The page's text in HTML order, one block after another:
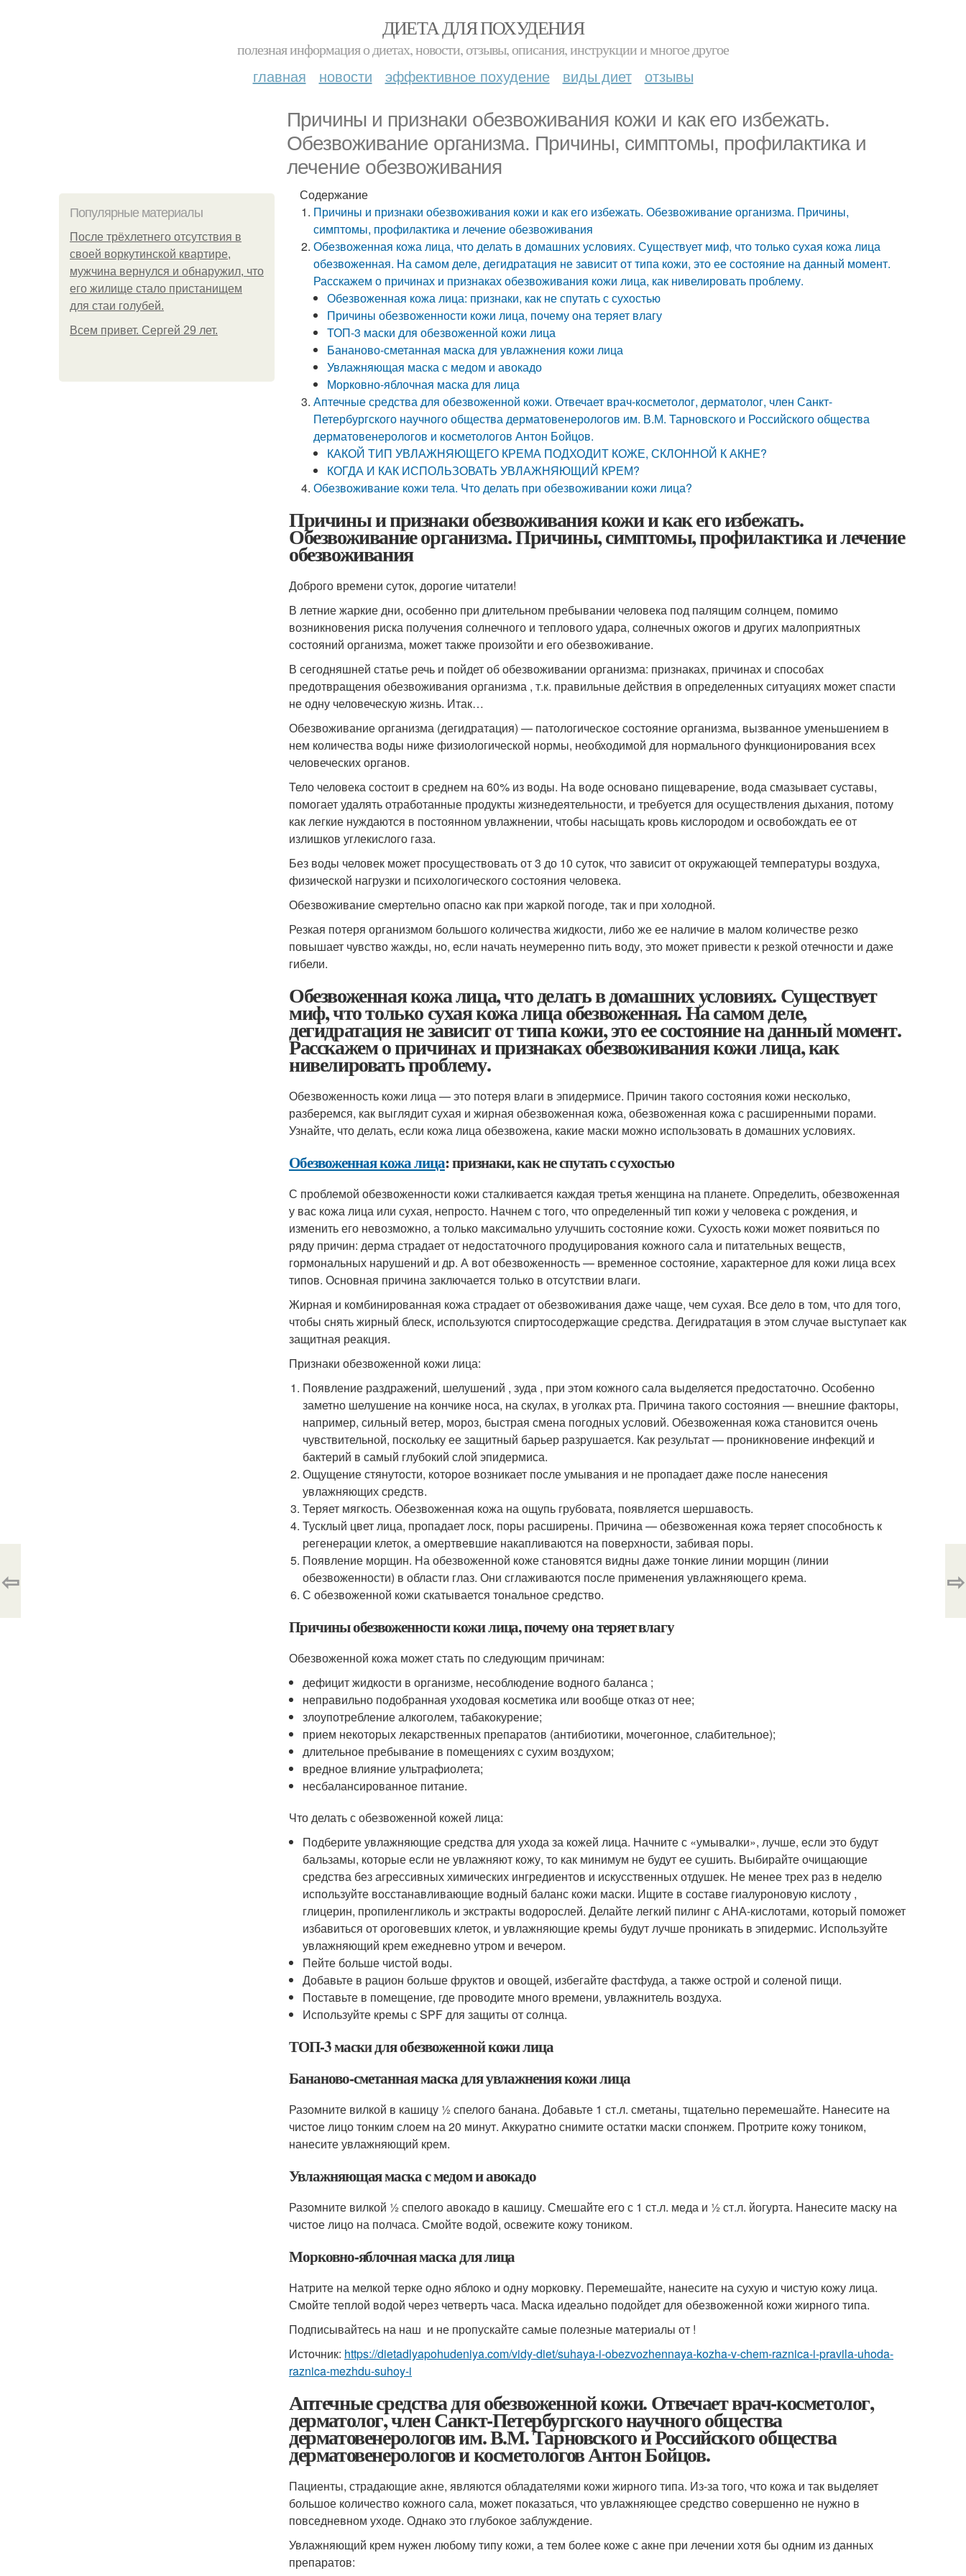
ДИЕТА ДЛЯ ПОХУДЕНИЯ
полезная информация о диетах, новости, отзывы, описания, инструкции и многое другое
главная новости эффективное похудение виды диет отзывы
Причины и признаки обезвоживания кожи и как его избежать.
Обезвоживание организма. Причины, симптомы, профилактика и
лечение обезвоживания
Популярные материалы
После трёхлетнего отсутствия в
своей воркутинской квартире,
мужчина вернулся и обнаружил, что
его жилище стало пристанищем
для стаи голубей.
Всем привет. Сергей 29 лет.
Содержание
Причины и признаки обезвоживания кожи и как его избежать. Обезвоживание организма. Причины,
симптомы, профилактика и лечение обезвоживания
Обезвоженная кожа лица, что делать в домашних условиях. Существует миф, что только сухая кожа лица
обезвоженная. На самом деле, дегидратация не зависит от типа кожи, это ее состояние на данный момент.
Расскажем о причинах и признаках обезвоживания кожи лица, как нивелировать проблему.
Обезвоженная кожа лица: признаки, как не спутать с сухостью
Причины обезвоженности кожи лица, почему она теряет влагу
ТОП-3 маски для обезвоженной кожи лица
Бананово-сметанная маска для увлажнения кожи лица
Увлажняющая маска с медом и авокадо
Морковно-яблочная маска для лица
Аптечные средства для обезвоженной кожи. Отвечает врач-косметолог, дерматолог, член Санкт-
Петербургского научного общества дерматовенерологов им. В.М. Тарновского и Российского общества
дерматовенерологов и косметологов Антон Бойцов.
КАКОЙ ТИП УВЛАЖНЯЮЩЕГО КРЕМА ПОДХОДИТ КОЖЕ, СКЛОННОЙ К АКНЕ?
КОГДА И КАК ИСПОЛЬЗОВАТЬ УВЛАЖНЯЮЩИЙ КРЕМ?
Обезвоживание кожи тела. Что делать при обезвоживании кожи лица?
Причины и признаки обезвоживания кожи и как его избежать.
Обезвоживание организма. Причины, симптомы, профилактика и лечение
обезвоживания
Доброго времени суток, дорогие читатели!
В летние жаркие дни, особенно при длительном пребывании человека под палящим солнцем, помимо
возникновения риска получения солнечного и теплового удара, солнечных ожогов и других малоприятных
состояний организма, может также произойти и его обезвоживание.
В сегодняшней статье речь и пойдет об обезвоживании организма: признаках, причинах и способах
предотвращения обезвоживания организма , т.к. правильные действия в определенных ситуациях может спасти
не одну человеческую жизнь. Итак…
Обезвоживание организма (дегидратация) — патологическое состояние организма, вызванное уменьшением в
нем количества воды ниже физиологической нормы, необходимой для нормального функционирования всех
человеческих органов.
Тело человека состоит в среднем на 60% из воды. На воде основано пищеварение, вода смазывает суставы,
помогает удалять отработанные продукты жизнедеятельности, и требуется для осуществления дыхания, потому
как легкие нуждаются в постоянном увлажнении, чтобы насыщать кровь кислородом и освобождать ее от
излишков углекислого газа.
Без воды человек может просуществовать от 3 до 10 суток, что зависит от окружающей температуры воздуха,
физической нагрузки и психологического состояния человека.
Обезвоживание cмepтельно опасно как при жаркой погоде, так и при холодной.
Резкая потеря организмом большого количества жидкости, либо же ее наличие в малом количестве резко
повышает чувство жажды, но, если начать неумеренно пить воду, это может привести к резкой отечности и даже
гибели.
Обезвоженная кожа лица, что делать в домашних условиях. Существует
миф, что только сухая кожа лица обезвоженная. На самом деле,
дегидратация не зависит от типа кожи, это ее состояние на данный момент.
Расскажем о причинах и признаках обезвоживания кожи лица, как
нивелировать проблему.
Обезвоженность кожи лица — это потеря влаги в эпидермисе. Причин такого состояния кожи несколько,
разберемся, как выглядит сухая и жирная обезвоженная кожа, обезвоженная кожа с расширенными порами.
Узнайте, что делать, если кожа лица обезвожена, какие маски можно использовать в домашних условиях.
Обезвоженная кожа лица: признаки, как не спутать с сухостью
С проблемой обезвоженности кожи сталкивается каждая третья женщина на планете. Определить, обезвоженная
у вас кожа лица или сухая, непросто. Начнем с того, что определенный тип кожи у человека с рождения, и
изменить его невозможно, а только максимально улучшить состояние кожи. Сухость кожи может появиться по
ряду причин: дерма страдает от недостаточного продуцирования кожного сала и питательных веществ,
гормональных нарушений и др. А вот обезвоженность — временное состояние, характерное для кожи лица всех
типов. Основная причина заключается только в отсутствии влаги.
Жирная и комбинированная кожа страдает от обезвоживания даже чаще, чем сухая. Все дело в том, что для того,
чтобы снять жирный блеск, используются спиртосодержащие средства. Дегидратация в этом случае выступает как
защитная реакция.
Признаки обезвоженной кожи лица:
Появление раздражений, шелушений , зуда , при этом кожного сала выделяется предостаточно. Особенно
заметно шелушение на кончике носа, на скулах, в уголках рта. Причина такого состояния — внешние факторы,
например, сильный ветер, мороз, быстрая смена погодных условий. Обезвоженная кожа становится очень
чувствительной, поскольку ее защитный барьер разрушается. Как результат — проникновение инфекций и
бактерий в самый глубокий слой эпидермиса.
Ощущение стянутости, которое возникает после умывания и не пропадает даже после нанесения
увлажняющих средств.
Теряет мягкость. Обезвоженная кожа на ощупь грубовата, появляется шершавость.
Тусклый цвет лица, пропадает лоск, поры расширены. Причина — обезвоженная кожа теряет способность к
регенерации клеток, а омертвевшие накапливаются на поверхности, забивая поры.
Появление морщин. На обезвоженной коже становятся видны даже тонкие линии морщин (линии
обезвоженности) в области глаз. Они сглаживаются после применения увлажняющего крема.
С обезвоженной кожи скатывается тональное средство.
Причины обезвоженности кожи лица, почему она теряет влагу
Обезвоженной кожа может стать по следующим причинам:
дефицит жидкости в организме, несоблюдение водного баланса ;
неправильно подобранная уходовая косметика или вообще отказ от нее;
злоупотребление алкоголем, табакокурение;
прием некоторых лекарственных препаратов (антибиотики, мочегонное, слабительное);
длительное пребывание в помещениях с сухим воздухом;
вредное влияние ультрафиолета;
несбалансированное питание.
Что делать с обезвоженной кожей лица:
Подберите увлажняющие средства для ухода за кожей лица. Начните с «умывалки», лучше, если это будут
бальзамы, которые если не увлажняют кожу, то как минимум не будут ее сушить. Выбирайте очищающие
средства без агрессивных химических ингредиентов и искусственных отдушек. Не менее трех раз в неделю
используйте восстанавливающие водный баланс кожи маски. Ищите в составе гиалуроновую кислоту ,
глицерин, пропиленгликоль и экстракты водорослей. Делайте легкий пилинг с АНА-кислотами, который поможет
избавиться от ороговевших клеток, и увлажняющие кремы будут лучше проникать в эпидермис. Используйте
увлажняющий крем ежедневно утром и вечером.
Пейте больше чистой воды.
Добавьте в рацион больше фруктов и овощей, избегайте фастфуда, а также острой и соленой пищи.
Поставьте в помещение, где проводите много времени, увлажнитель воздуха.
Используйте кремы с SPF для защиты от солнца.
ТОП-3 маски для обезвоженной кожи лица
Бананово-сметанная маска для увлажнения кожи лица
Разомните вилкой в кашицу ½ спелого банана. Добавьте 1 ст.л. сметаны, тщательно перемешайте. Нанесите на
чистое лицо тонким слоем на 20 минут. Аккуратно снимите остатки маски спонжем. Протрите кожу тоником,
нанесите увлажняющий крем.
Увлажняющая маска с медом и авокадо
Разомните вилкой ½ спелого авокадо в кашицу. Смешайте его с 1 ст.л. меда и ½ ст.л. йогурта. Нанесите маску на
чистое лицо на полчаса. Смойте водой, освежите кожу тоником.
Морковно-яблочная маска для лица
Натрите на мелкой терке одно яблоко и одну морковку. Перемешайте, нанесите на сухую и чистую кожу лица.
Смойте теплой водой через четверть часа. Маска идеально подойдет для обезвоженной кожи жирного типа.
Подписывайтесь на наш и не пропускайте самые полезные материалы от !
Источник: https://dietadlyapohudeniya.com/vidy-diet/suhaya-i-obezvozhennaya-kozha-v-chem-raznica-i-pravila-uhoda-
raznica-mezhdu-suhoy-i
Аптечные средства для обезвоженной кожи. Отвечает врач-косметолог,
дерматолог, член Санкт-Петербургского научного общества
дерматовенерологов им. В.М. Тарновского и Российского общества
дерматовенерологов и косметологов Антон Бойцов.
Пациенты, страдающие акне, являются обладателями кожи жирного типа. Из-за того, что кожа и так выделяет
большое количество кожного сала, может показаться, что увлажняющее средство совершенно не нужно в
повседневном уходе. Однако это глубокое заблуждение.
Увлажняющий крем нужен любому типу кожи, a тем более коже с акне при лечении хотя бы одним из данных
препаратов:
⇦ ⇨